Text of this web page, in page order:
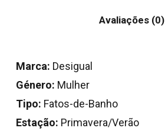
Avaliações (0)
Marca: Desigual
Género: Mulher
Tipo: Fatos-de-Banho
Estação: Primavera/Verão